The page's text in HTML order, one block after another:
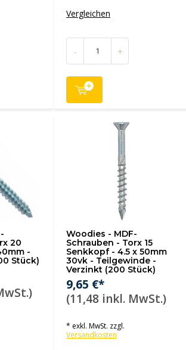
Vergleichen
- +
20
-
Stück)
Woodies - MDF-
Schrauben - Torx 15
Senkkopf - 4.5 x 50mm
30vk - Teilgewinde -
Verzinkt (200 Stück)
9,65 €*
(11,48 inkl. MwSt.)
* exkl. MwSt. zzgl.
Versandkosten